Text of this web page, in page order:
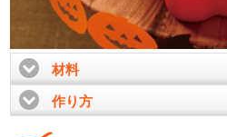
材料click to expand contents
作り方